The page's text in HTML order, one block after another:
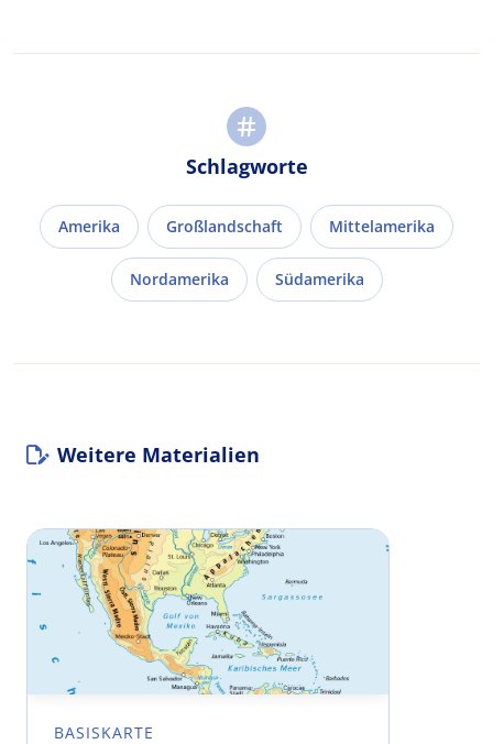
Schlagworte
Amerika Großlandschaft Mittelamerika
Nordamerika Südamerika
Weitere Materialien
BASISKARTE